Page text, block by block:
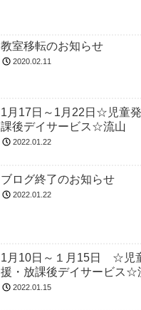
教室移転のお知らせ
2020.02.11
1月17日～1月22日☆児童
課後デイサービス☆流山
2022.01.22
ブログ終了のお知らせ
2022.01.22
1月10日～１月15日 ☆児
援・放課後デイサービス
2022.01.15